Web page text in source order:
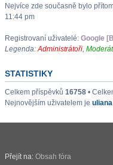
Nejvíce zde současně bylo
11:44 pm
Registrovaní uživatelé: Google
Legenda:Administrátoři,
STATISTIKY
Celkem příspěvků 16758 •
Nejnovějším uživatelem je uliana
Přejít na: Obsah fóra